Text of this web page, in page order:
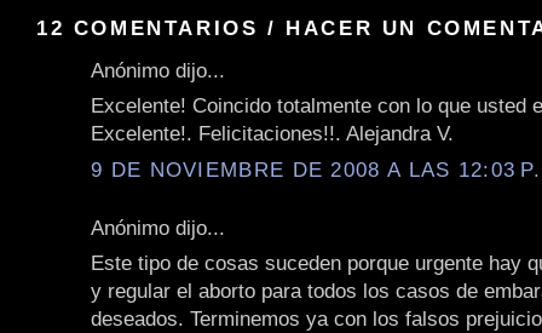
12 COMENTARIOS / HACER UN
Anónimo dijo...
Excelente! Coincido totalmente con lo que usted
Excelente!. Felicitaciones!!. Alejandra V.
9 DE NOVIEMBRE DE 2008 A LAS 12:03
Anónimo dijo...
Este tipo de cosas suceden porque urgente hay
y regular el aborto para todos los casos de
deseados. Terminemos ya con los falsos